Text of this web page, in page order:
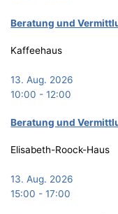
Bera­tung und
Kaffeehaus
13. Aug. 2026
10:00 -12:00
Bera­tung und
Elisabeth-Roock-Haus
13. Aug. 2026
15:00 -17:00